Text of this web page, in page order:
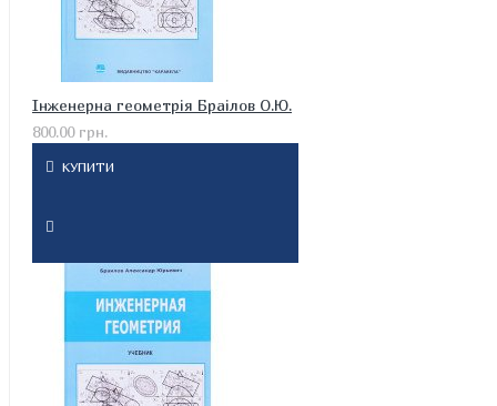
Інженерна геометрія Браілов О.Ю.
800.00 грн.
КУПИТИ